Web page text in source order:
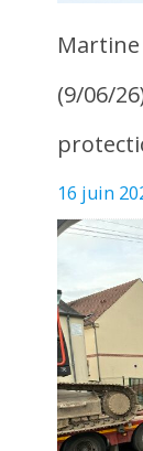
(9/06/
16 juin